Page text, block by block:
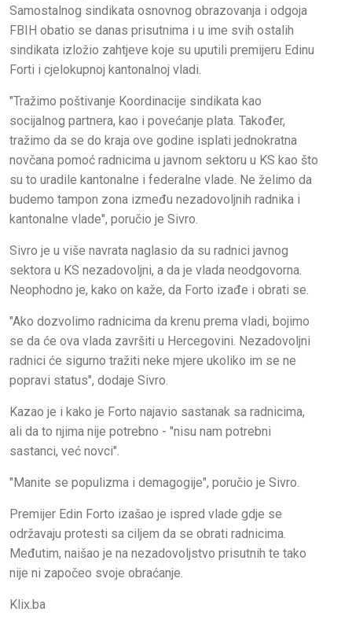
Samostalnog sindikata osnovnog obrazovanja i odgoja
FBIH obatio se danas prisutnima i u ime svih ostalih
sindikata izložio zahtjeve koje su uputili premijeru Edinu
Forti i cjelokupnoj kantonalnoj vladi.
"Tražimo poštivanje Koordinacije sindikata kao
socijalnog partnera, kao i povećanje plata. Također,
tražimo da se do kraja ove godine isplati jednokratna
novčana pomoć radnicima u javnom sektoru u KS kao što
su to uradile kantonalne i federalne vlade. Ne želimo da
budemo tampon zona između nezadovoljnih radnika i
kantonalne vlade", poručio je Sivro.
Sivro je u više navrata naglasio da su radnici javnog
sektora u KS nezadovoljni, a da je vlada neodgovorna.
Neophodno je, kako on kaže, da Forto izađe i obrati se.
"Ako dozvolimo radnicima da krenu prema vladi, bojimo
se da će ova vlada završiti u Hercegovini. Nezadovoljni
radnici će sigurno tražiti neke mjere ukoliko im se ne
popravi status", dodaje Sivro.
Kazao je i kako je Forto najavio sastanak sa radnicima,
ali da to njima nije potrebno - "nisu nam potrebni
sastanci, već novci".
"Manite se populizma i demagogije", poručio je Sivro.
Premijer Edin Forto izašao je ispred vlade gdje se
održavaju protesti sa ciljem da se obrati radnicima.
Međutim, naišao je na nezadovoljstvo prisutnih te tako
nije ni započeo svoje obraćanje.
Klix.ba